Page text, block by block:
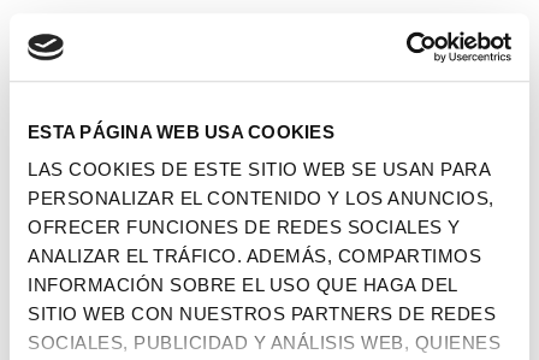
ESTA PÁGINA WEB USA COOKIES
LAS COOKIES DE ESTE SITIO WEB SE USAN PARA
PERSONALIZAR EL CONTENIDO Y LOS ANUNCIOS,
OFRECER FUNCIONES DE REDES SOCIALES Y
ANALIZAR EL TRÁFICO. ADEMÁS, COMPARTIMOS
INFORMACIÓN SOBRE EL USO QUE HAGA DEL
SITIO WEB CON NUESTROS PARTNERS DE REDES
SOCIALES, PUBLICIDAD Y ANÁLISIS WEB, QUIENES